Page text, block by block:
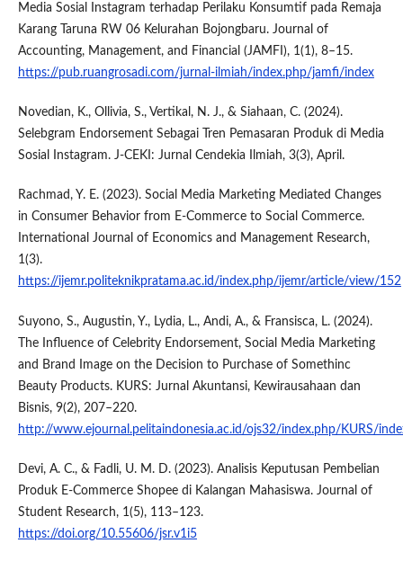
Media Sosial Instagram terhadap Perilaku Konsumtif pada Remaja
Karang Taruna RW 06 Kelurahan Bojongbaru. Journal of
Accounting, Management, and Financial (JAMFI), 1(1), 8–15.
https://pub.ruangrosadi.com/jurnal-ilmiah/index.php/jamfi/index
Novedian, K., Ollivia, S., Vertikal, N. J., & Siahaan, C. (2024).
Selebgram Endorsement Sebagai Tren Pemasaran Produk di Media
Sosial Instagram. J-CEKI: Jurnal Cendekia Ilmiah, 3(3), April.
Rachmad, Y. E. (2023). Social Media Marketing Mediated Changes
in Consumer Behavior from E-Commerce to Social Commerce.
International Journal of Economics and Management Research,
1(3).
https://ijemr.politeknikpratama.ac.id/index.php/ijemr/article/view/152
Suyono, S., Augustin, Y., Lydia, L., Andi, A., & Fransisca, L. (2024).
The Influence of Celebrity Endorsement, Social Media Marketing
and Brand Image on the Decision to Purchase of Somethinc
Beauty Products. KURS: Jurnal Akuntansi, Kewirausahaan dan
Bisnis, 9(2), 207–220.
http://www.ejournal.pelitaindonesia.ac.id/ojs32/index.php/KURS/
Devi, A. C., & Fadli, U. M. D. (2023). Analisis Keputusan Pembelian
Produk E-Commerce Shopee di Kalangan Mahasiswa. Journal of
Student Research, 1(5), 113–123.
https://doi.org/10.55606/jsr.v1i5